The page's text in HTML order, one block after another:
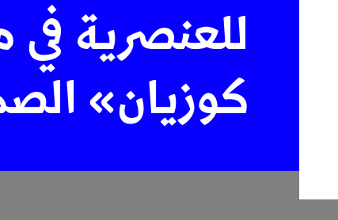
للعنصرية في
كوزيان»